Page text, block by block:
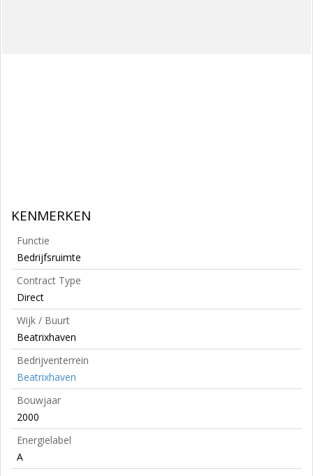
KENMERKEN
Functie
Bedrijfsruimte
Contract Type
Direct
Wijk / Buurt
Beatrixhaven
Bedrijventerrein
Beatrixhaven
Bouwjaar
2000
Energielabel
A